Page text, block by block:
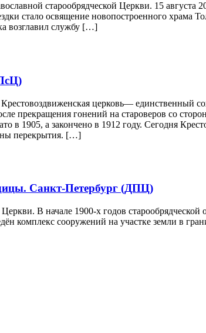
старообрядческой Церкви. 15 августа
стало освящение новопостроенного храма
возглавил службу […]
церковь— единственный
прекращения гонений на староверов со
1905, а закончено в 1912 году. Сегодня
перекрытия. […]
Санкт-Петербург (ДПЦ)
В начале 1900-х годов
комплекс сооружений на участке земли в